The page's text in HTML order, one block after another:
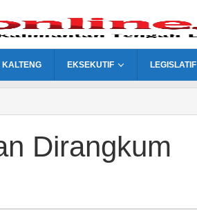
KALTENG EKSEKUTIF LEGISLATIF
Dirangkum